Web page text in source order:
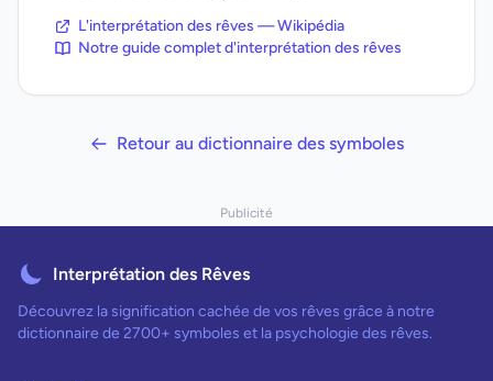
L'interprétation des rêves — Wikipédia
Notre guide complet d'interprétation des rêves
Retour au dictionnaire des symboles
Publicité
Interprétation des Rêves
Découvrez la signification cachée de vos rêves grâce à notre
dictionnaire de 2700+ symboles et la psychologie des rêves.